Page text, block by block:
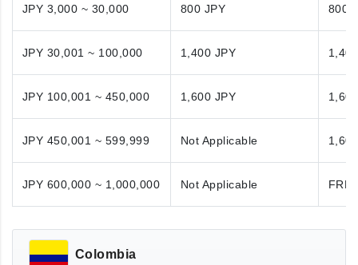
JPY 3,000 ~ 30,000 800 JPY 800
JPY 30,001 ~ 100,000 1,400 JPY
JPY 100,001 ~ 450,000 1,600 JPY
JPY 450,001 ~ 599,999 Not Applicable
JPY 600,000 ~ 1,000,000 Not Applicable
Colombia